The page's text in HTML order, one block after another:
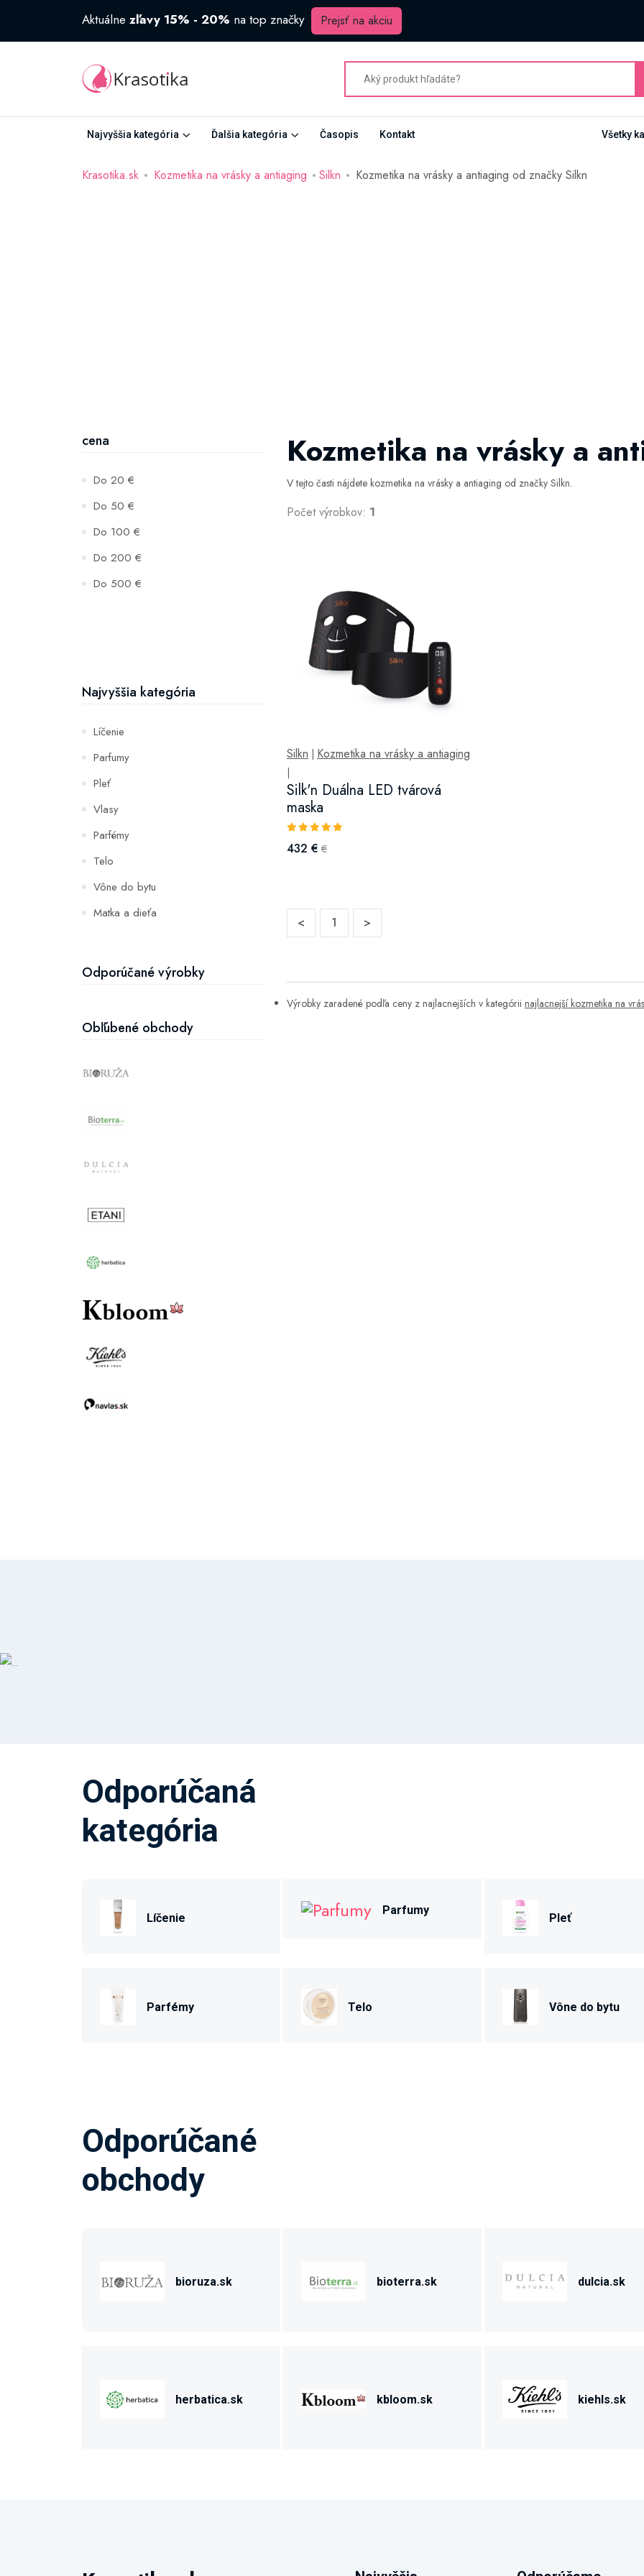
Aktuálne zľavy 15% - 20% na top značky Prejsť na akciu
Najvyššia kategória Ďalšia kategória Časopis Kontakt Všetky
Krasotika.sk Kozmetika na vrásky a antiaging Silkn Kozmetika na vrásky a antiaging od značky Silkn
cena
Do 20 €
Do 50 €
Do 100 €
Do 200 €
Do 500 €
Najvyššia kategória
Líčenie
Parfumy
Pleť
Vlasy
Parfémy
Telo
Vône do bytu
Matka a dieťa
Hydratácia a výživa pleti
Odporúčané výrobky
Obľúbené obchody
Kozmetika na vrásky a
V tejto časti nájdete kozmetika na vrásky a antiaging od značky Silkn.
Počet výrobkov: 1
Silkn Kozmetika na vrásky a antiaging
Silk'n Duálna LED tvárová
maska
432 € €
< 1 >
Výrobky zaradené podľa ceny z najlacnejších v kategórii najlacnejší kozmetika na
Odporúčaná
kategória
Líčenie
Parfumy
Pleť
Parfémy Telo Vône do bytu
Odporúčané
obchody
bioruza.sk bioterra.sk dulcia.sk
herbatica.sk kbloom.sk kiehls.sk